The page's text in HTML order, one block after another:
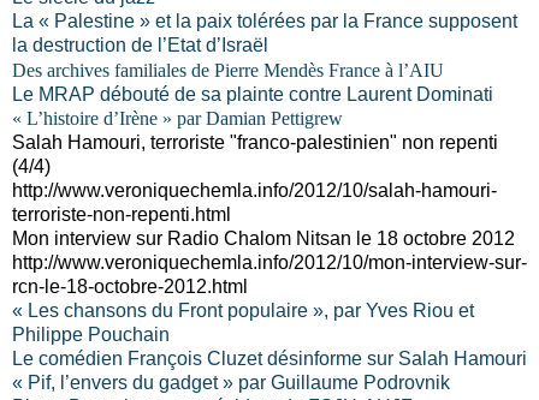
La « Palestine » et la paix tolérées par la France supposent
la destruction de l’Etat d’Israël
Des archives familiales de Pierre Mendès France à l’AIU
Le MRAP débouté de sa plainte contre Laurent Dominati
« L’histoire d’Irène » par Damian Pettigrew
Salah Hamouri, terroriste "franco-palestinien" non repenti
(4/4)
http://www.veroniquechemla.info/2012/10/salah-hamouri-
terroriste-non-repenti.html
Mon interview sur Radio Chalom Nitsan le 18 octobre 2012
http://www.veroniquechemla.info/2012/10/mon-interview-sur-
rcn-le-18-octobre-2012.html
« Les chansons du Front populaire », par Yves Riou et
Philippe Pouchain
Le comédien François Cluzet désinforme sur Salah Hamouri
« Pif, l’envers du gadget » par Guillaume Podrovnik